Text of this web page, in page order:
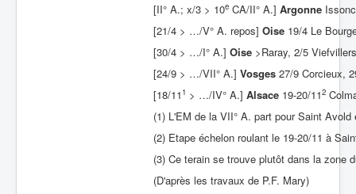
[II° A.; x/3 > 10e CA/II° A.] Argonne
[21/4 > …/V° A. repos] Oise 19/4 Le
[30/4 > …/I° A.] Oise >Raray, 2/5
[24/9 > …/VII° A.] Vosges 27/9 Corcieux,
[18/11 1 > …/IV° A.] Alsace 19-20/112
(1) L'EM de la VII° A. part pour Saint
(2) Etape échelon roulant le 19-20/11 à
(3) Ce terain se trouve plutôt dans la zone
(D'après les travaux de P.F. Mary)